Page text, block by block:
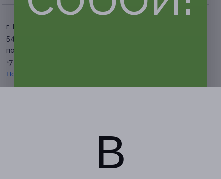
г. Белгород, ул. Попова, д.
54
по предварительной записи
+7 (909) 209-20-90
Показать номер телефона
В